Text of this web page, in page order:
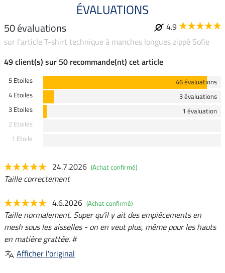
ÉVALUATIONS
50 évaluations
4.9
sur l'article T-shirt technique à manches longues zippé Sofie
49 client(s) sur 50 recommande(nt) cet article
5 Etoiles
46 évaluations
4 Etoiles
3 évaluations
3 Etoiles
1 évaluation
2 Etoiles
1 Etoile
24.7.2026 (Achat confirmé)
Taille correctement
4.6.2026 (Achat confirmé)
Taille normalement. Super qu'il y ait des empiècements en
mesh sous les aisselles - on en veut plus, même pour les hauts
en matière grattée. #
Afficher l'original